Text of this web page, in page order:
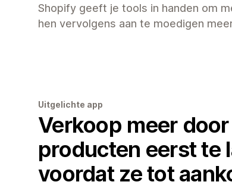
Shopify geeft je tools in handen om
hen vervolgens aan te moedigen
Uitgelichte app
Verkoop meer
producten eerst te
voordat ze tot